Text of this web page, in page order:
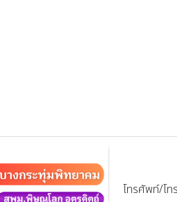
โทรศัพท์/โท